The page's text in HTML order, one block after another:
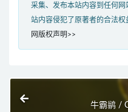
采集、发布本站内容到任何
站内容侵犯了原著者的合法权
网版权声明>>
牛霸鹟 /